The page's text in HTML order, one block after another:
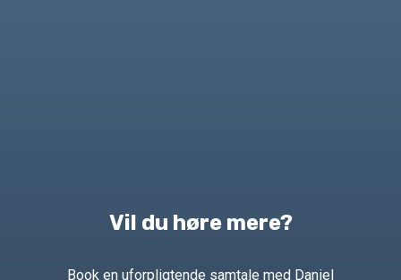
Vil du høre mere?
Book en uforpligtende samtale med Daniel